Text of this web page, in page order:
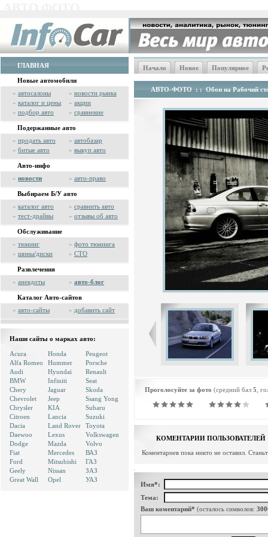
ГЛАВНАЯ
Новые автомобили
» автосалоны » новости рынка
» каталог и цены » акции
» подбор авто » сравнение
Подержанные авто
» продать авто » автобазар
» битые авто » выкуп авто
Авто-инфо
» новости » авто-право
Выбираем Б/У авто
» каталог авто » сравнить авто
» тест-драйвы » отзывы об авто
Обслуживание
» тюнинг » фото тюнинга
» шины/диски » СТО
Развлечения
» анекдоты » авто-блог
Каталог Авто-сайтов
» авто-сайты » добавить сайт
Наши сайты о марках авто:
Acura
Alfa Romeo
Audi
BMW
Chery
Chevrolet
Chrysler
Citroen
Dacia
Daewoo
Dodge
Fiat
Ford
Geely
Great Wall
Honda
Hummer
Hyundai
Infiniti
Jaguar
Jeep
KIA
Lancia
Land Rover
Lexus
Mazda
Mercedes
Mitsubishi
Nissan
Opel
Peugeot
Porsche
Renault
Seat
Skoda
Ssang Yong
Subaru
Suzuki
Toyota
Volkswagen
Volvo
ВАЗ
ГАЗ
ЗАЗ
УАЗ
Начало Новое Популярное
АВТО-ФОТО : : Обои на Рабочий
Проголосуйте за фото (средний бал 5 ,
КОМЕНТАРИИ ПОЛЬЗОВАТЕЛЕЙ
Коментариев пока никто не оставил.
Имя*:
Тема:
Ваш коментарий* (осталось символов: